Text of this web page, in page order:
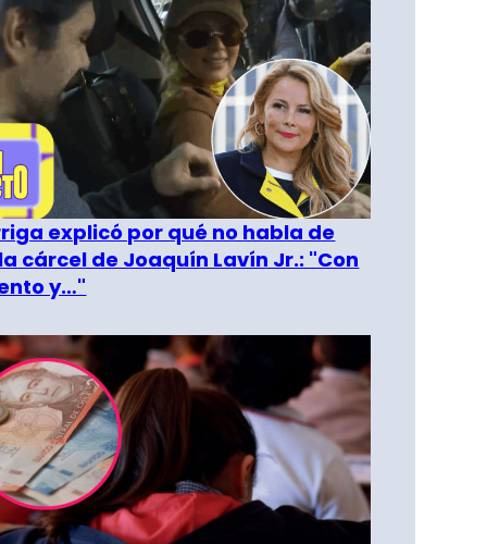
explicó por qué no habla de
cárcel de Joaquín Lavín Jr.: "Con
y…"